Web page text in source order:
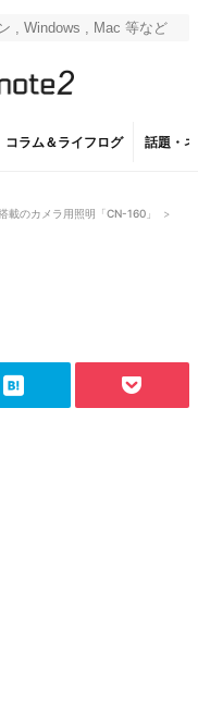
コラム＆ライフログ 話題・
載のカメラ用照明「CN-160」
>